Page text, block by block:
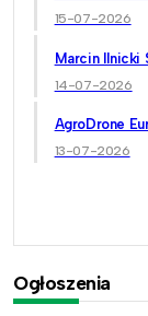
15-07-2026
Marcin Ilnicki
14-07-2026
AgroDrone
13-07-2026
Ogłoszenia